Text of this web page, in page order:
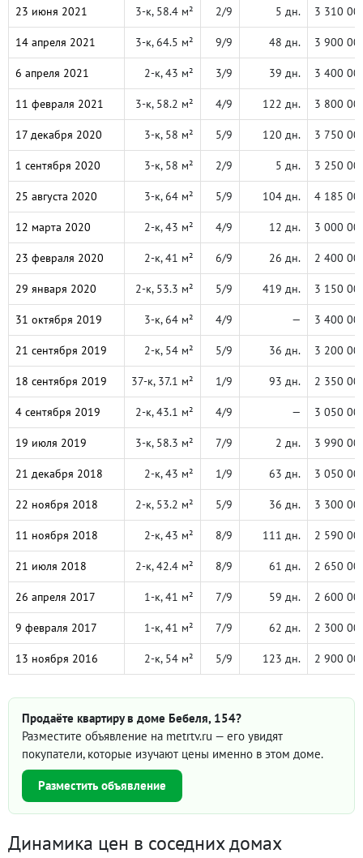
23 июня 2021 3-к, 58.4 м² 2/9 5 дн. 3 310
14 апреля 2021 3-к, 64.5 м² 9/9 48 дн. 3 900
6 апреля 2021 2-к, 43 м² 3/9 39 дн. 3 400
11 февраля 2021 3-к, 58.2 м² 4/9 122 дн. 3 800
17 декабря 2020 3-к, 58 м² 5/9 120 дн. 3 750
1 сентября 2020 3-к, 58 м² 2/9 5 дн. 3 250
25 августа 2020 3-к, 64 м² 5/9 104 дн. 4 185
12 марта 2020 2-к, 43 м² 4/9 12 дн. 3 000
23 февраля 2020 2-к, 41 м² 6/9 26 дн. 2 400
29 января 2020 2-к, 53.3 м² 5/9 419 дн. 3 150
31 октября 2019 3-к, 64 м² 4/9 — 3 400
21 сентября 2019 2-к, 54 м² 5/9 36 дн. 3 200
18 сентября 2019 37-к, 37.1 м² 1/9 93 дн. 2 350
4 сентября 2019 2-к, 43.1 м² 4/9 — 3 050
19 июля 2019 3-к, 58.3 м² 7/9 2 дн. 3 990
21 декабря 2018 2-к, 43 м² 1/9 63 дн. 3 050
22 ноября 2018 2-к, 53.2 м² 5/9 36 дн. 3 300
11 ноября 2018 2-к, 43 м² 8/9 111 дн. 2 590
21 июля 2018 2-к, 42.4 м² 8/9 61 дн. 2 650
26 апреля 2017 1-к, 41 м² 7/9 59 дн. 2 600
9 февраля 2017 1-к, 41 м² 7/9 62 дн. 2 300
13 ноября 2016 2-к, 54 м² 5/9 123 дн. 2 900
Продаёте квартиру в доме Бебеля, 154?
Разместите объявление на metrtv.ru — его увидят
покупатели, которые изучают цены именно в этом доме.
Разместить объявление
Динамика цен в соседних домах